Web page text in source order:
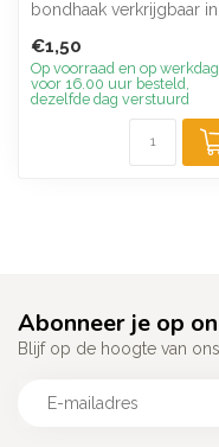
bondhaak verkrijgbaar in
stevige s...
€1,50
Op voorraad en op
voor 16.00 uur besteld,
dezelfde dag verstuurd
Abonneer je op
Blijf op de hoogte van